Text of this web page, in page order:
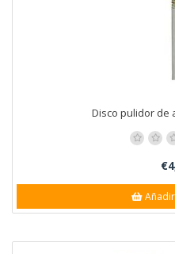
Disco pulidor de